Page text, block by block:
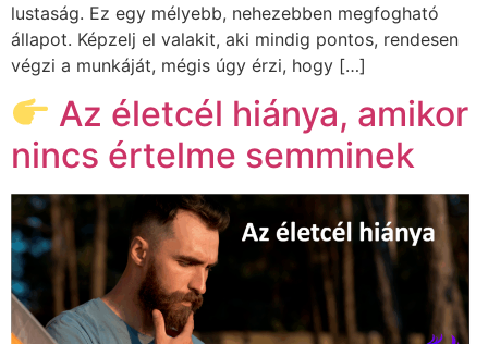
lustaság. Ez egy mélyebb, nehezebben megfogható
állapot. Képzelj el valakit, aki mindig pontos, rendesen
végzi a munkáját, mégis úgy érzi, hogy […]
Az életcél hiánya, amikor
nincs értelme semminek